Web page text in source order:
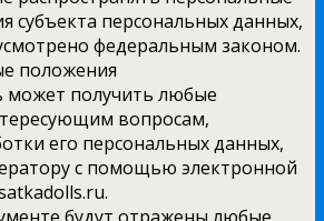
субъекта персональных данных,
федеральным законом.
положения
может получить любые
вопросам,
его персональных данных,
с помощью электронной